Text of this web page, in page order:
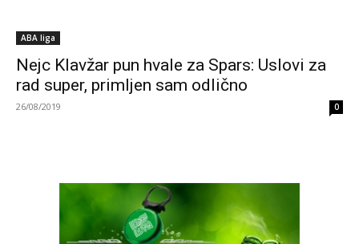
ABA liga
Nejc Klavžar pun hvale za Spars: Uslovi za
rad super, primljen sam odlično
26/08/2019 0